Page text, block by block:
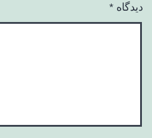
دیدگاه *